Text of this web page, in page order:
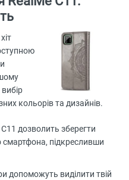
кольорів та дизайнів.
дозволить зберегти
смартфона, підкресливши
допоможуть виділити твій